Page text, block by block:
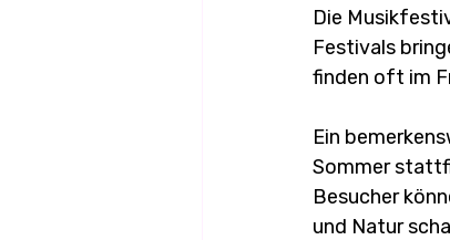
Die
Festivals
finden oft im
Ein
Sommer
Besucher
und Natur